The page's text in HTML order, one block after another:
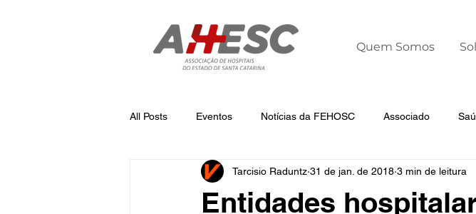
Quem Somos
All Posts Eventos Notícias da FEHOSC Associado
Notícias da AHESC Liderança Dia Mundial
Entidades
Tarcisio Raduntz 31 de jan. de 2018 3 min de leitura